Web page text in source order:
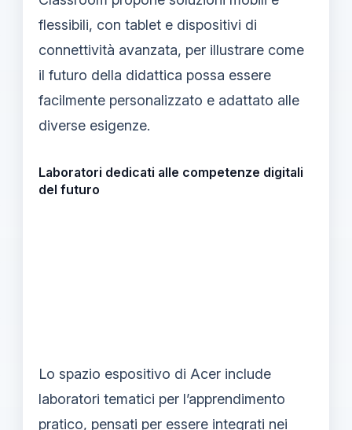
flessibili, con tablet e dispositivi di
connettività avanzata, per illustrare come
il futuro della didattica possa essere
facilmente personalizzato e adattato alle
diverse esigenze.
Laboratori dedicati alle competenze digitali
del futuro
Lo spazio espositivo di Acer include
laboratori tematici per l’apprendimento
pratico, pensati per essere integrati nei